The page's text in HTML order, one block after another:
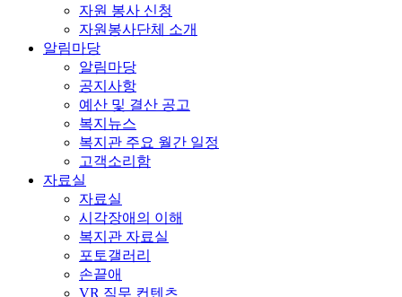
자원 봉사 신청
자원봉사단체 소개
알림마당
알림마당
공지사항
예산 및 결산 공고
복지뉴스
복지관 주요 월간 일정
고객소리함
자료실
자료실
시각장애의 이해
복지관 자료실
포토갤러리
손끝애
VR 직무 컨텐츠